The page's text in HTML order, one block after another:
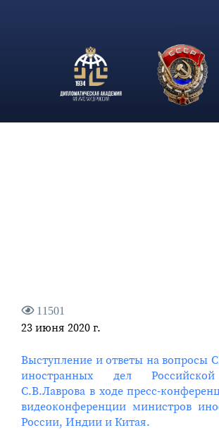
иностранных дел Российской Федерации
пресс-конференции по итогам
иностранных дел России, Индии и Китая.
11501
23 июня 2020 г.
Выступление и ответы на вопросы
иностранных дел
С.В.Лаврова в ходе пресс-
видеоконференции министров
России, Индии и Китая.